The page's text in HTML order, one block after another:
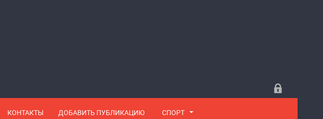
КОНТАКТЫ ДОБАВИТЬ ПУБЛИКАЦИЮ СПОРТ